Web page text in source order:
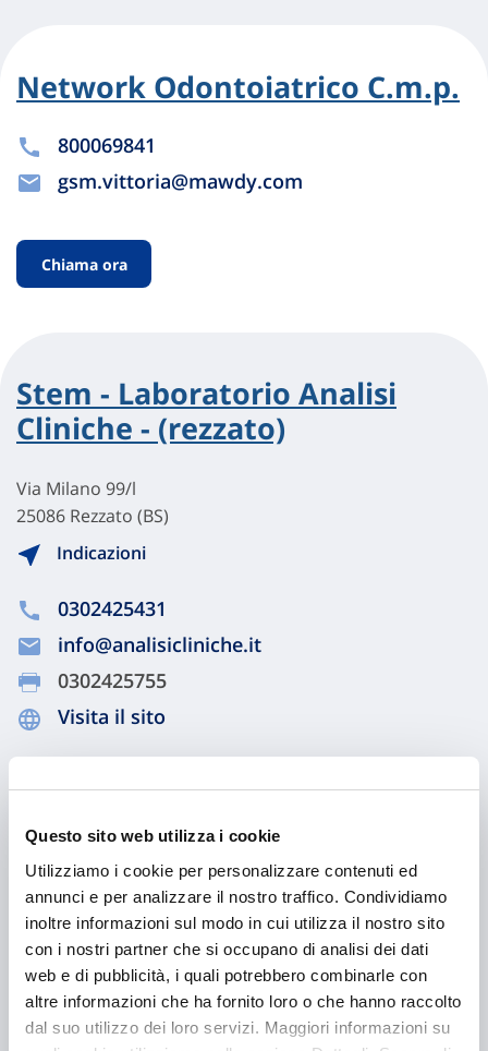
Questo sito web utilizza i cookie
Utilizziamo i cookie per personalizzare contenuti ed
annunci e per analizzare il nostro traffico. Condividiamo
inoltre informazioni sul modo in cui utilizza il nostro sito
con i nostri partner che si occupano di analisi dei dati
web e di pubblicità, i quali potrebbero combinarle con
altre informazioni che ha fornito loro o che hanno raccolto
dal suo utilizzo dei loro servizi. Maggiori informazioni su
Network Odontoiatrico C.m.p.
800069841
gsm.vittoria@mawdy.com
Chiama ora
Stem - Laboratorio Analisi
Cliniche - (rezzato)
Via Milano 99/l
25086 Rezzato (BS)
Indicazioni
0302425431
info@analisicliniche.it
0302425755
Visita il sito